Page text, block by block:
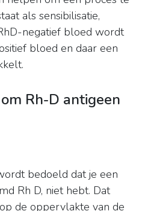
als sensibilisatie,
negatief bloed wordt
bloed en daar een
Rh-D antigeen
bedoeld dat je een
Rh D, niet hebt. Dat
de oppervlakte van de